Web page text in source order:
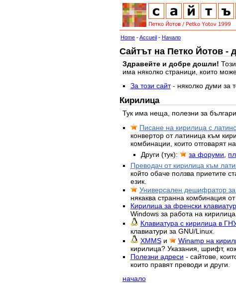
Home -Accueil - Начало
Сайтът на Петко Йотов -
Здравейте и добре дошли!
има няколко страници, които
За този сайт- няколко думи за
Кирилица
Тук има неща, полезни за
Писане на кирилица с
конвертор от латиница към
комбинации, които отговарят
Други (тук):
за форуми,
Преводач от кирилица към
който обаче ползва приетите
език.
Универсален дешифратор
някаква странна комбинация
Кирилица за френски
Windows за работа на
Клавиатура с кирилица в
клавиатури за GNU/Linux.
XMMSи Winamp на
кирилица? Указания, шрифт,
Полезни адреси - сайтове,
които правят преводи и други.
начало